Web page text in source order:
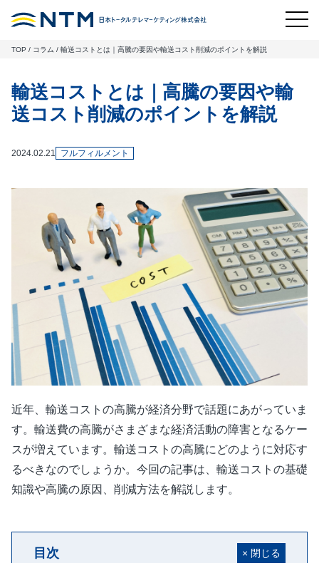
TOP / コラム / 輸送コストとは｜高騰の要因や輸送コスト削減のポイントを解説
輸送コストとは｜高騰の要因や輸
送コスト削減のポイントを解説
2024.02.21 フルフィルメント
近年、輸送コストの高騰が経済分野で話題にあがっていま
す。輸送費の高騰がさまざまな経済活動の障害となるケー
スが増えています。輸送コストの高騰にどのように対応す
るべきなのでしょうか。今回の記事は、輸送コストの基礎
知識や高騰の原因、削減方法を解説します。
目次